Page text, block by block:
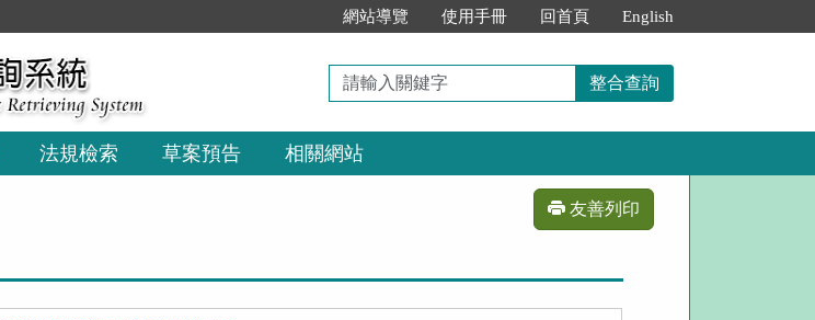
網站導覽 使用手冊 回首頁 English
請
輸
入
關
鍵
整合查詢
法規檢索 草案預告 相關網站
友善列印